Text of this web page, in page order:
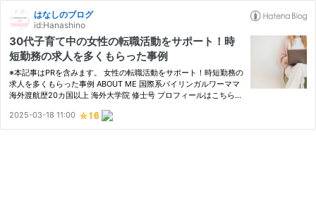
はなしのブログ
id:Hanashino
30代子育て中の女性の転職活動をサポート！時
短勤務の求人を多くもらった事例
※本記事はPRを含みます。 女性の転職活動をサポート！時短勤務の
求人を多くもらった事例 ABOUT ME 国際系バイリンガルワーママ
海外渡航歴20カ国以上 海外大学院 修士号 プロフィールはこちら
を多くもらった事例 リアルミーキャリアをおすすめしたい人。
子…
2025-03-18 11:00